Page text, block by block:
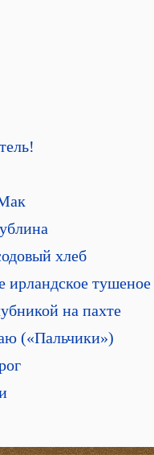
хлеб
ирландское
на пахте
(«Пальчики»)